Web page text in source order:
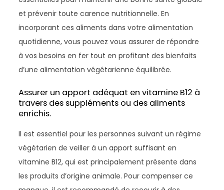
et prévenir toute carence nutritionnelle. En
incorporant ces aliments dans votre alimentation
quotidienne, vous pouvez vous assurer de répondre
à vos besoins en fer tout en profitant des bienfaits
d’une alimentation végétarienne équilibrée.
Assurer un apport adéquat en vitamine B12 à
travers des suppléments ou des aliments
enrichis.
Il est essentiel pour les personnes suivant un régime
végétarien de veiller à un apport suffisant en
vitamine B12, qui est principalement présente dans
les produits d’origine animale. Pour compenser ce